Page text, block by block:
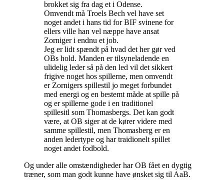
brokket sig fra dag et i Odense.
Omvendt må Troels Bech vel have set
noget andet i hans tid for BIF svinene for
ellers ville han vel næppe have ansat
Zorniger i endnu et job.
Jeg er lidt spændt på hvad det her gør ved
OBs hold. Manden er tilsyneladende en
ulidelig leder så på den led vil det sikkert
frigive noget hos spillerne, men omvendt
er Zornigers spillestil jo meget forbundet
med energi og en bestemt måde at spille på
og er spillerne gode i en traditionel
spillesitl som Thomasbergs. Det kan godt
være, at OB siger at de kører videre med
samme spillestil, men Thomasberg er en
anden ledertype og har traidionelt spillet
noget andet fodbold.
Og under alle omstændigheder har OB fået en dygtig
træner, som man godt kunne have ønsket sig til AaB.